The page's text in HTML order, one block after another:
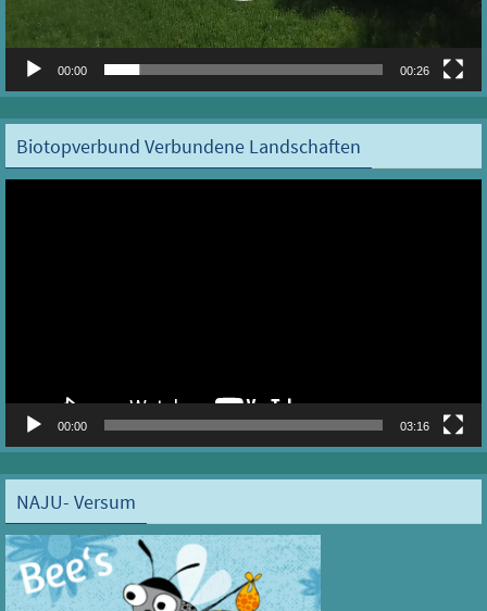
00:00 00:26
Biotopverbund Verbundene Landschaften
00:00 03:16
NAJU- Versum